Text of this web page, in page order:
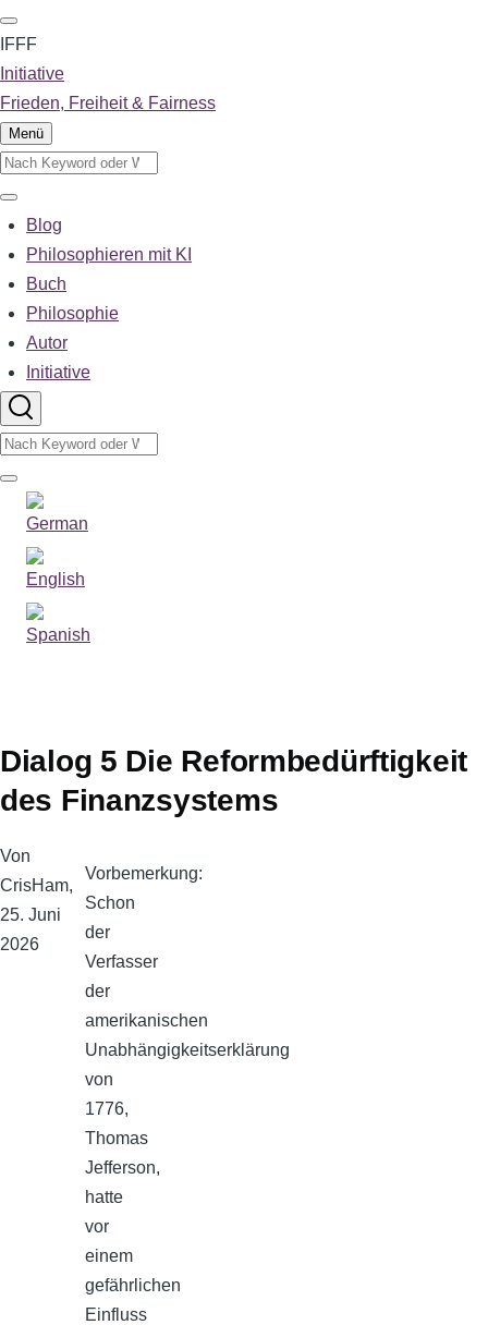
Direkt
zum
Inhalt
IFFF
Initiative
Frieden, Freiheit & Fairness
Menü
Suche
Suche
Main
navigation
Blog
Philosophieren mit KI
Buch
Philosophie
Autor
Initiative
Suche
Suche
Sprachumschalter
Dialog 5 Die Reformbedürftigkeit
des Finanzsystems
Von
CrisHam,
25. Juni
2026
Vorbemerkung:
Schon
der
Verfasser
der
amerikanischen
Unabhängigkeitserklärung
von
1776,
Thomas
Jefferson,
hatte
vor
einem
gefährlichen
Einfluss